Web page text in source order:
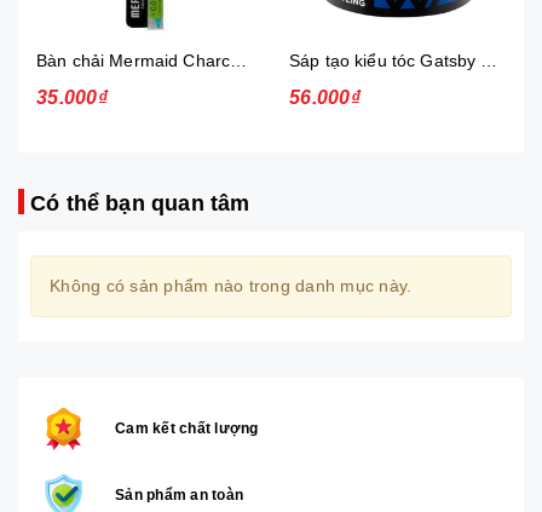
35.000₫ 56.000₫
Có thể bạn quan tâm
Không có sản phẩm nào trong danh mục này.
Cam kết chất lượng
Sản phẩm an toàn